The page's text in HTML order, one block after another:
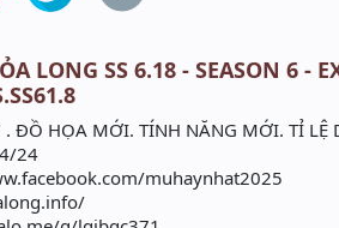
LONG SS 6.18 - SEASON 6 -
ĐỒ HỌA MỚI. TÍNH NĂNG MỚI. TỈ LỆ
24
muhaynhat2025